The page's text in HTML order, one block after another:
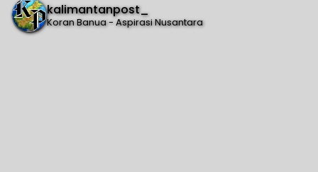
kalimantanpost_
Koran Banua - Aspirasi Nusantara